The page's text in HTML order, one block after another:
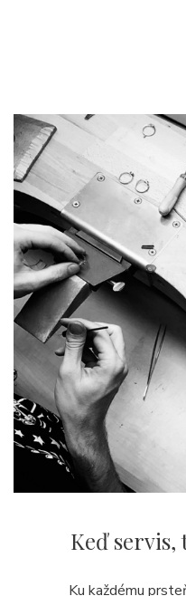
Keď servis,
Ku každému